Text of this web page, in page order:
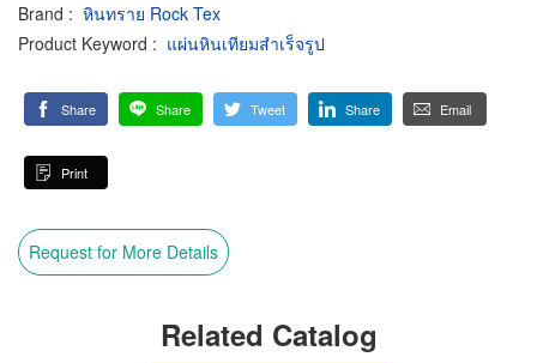
Brand : หินทราย Rock Tex
Product Keyword : แผ่นหินเทียมสำเร็จรูป
Share Share Tweet Share Email
Print
Request for More Details
Related Catalog